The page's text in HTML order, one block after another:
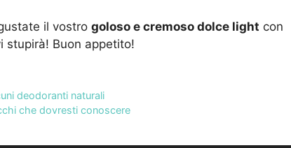
il vostro goloso e cremoso dolce light con
stupirà! Buon appetito!
deodoranti naturali
che dovresti conoscere